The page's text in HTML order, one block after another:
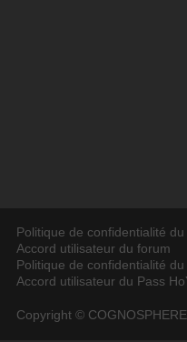
Politique de confidentialité
Accord utilisateur du forum
Politique de confidentialité
Accord utilisateur du Pass
Copyright ©